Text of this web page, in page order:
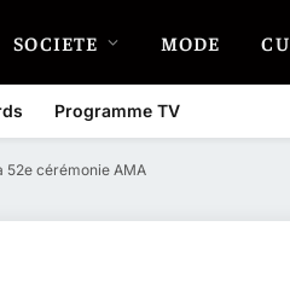
SOCIETE MODE
Programme TV
52e cérémonie AMA